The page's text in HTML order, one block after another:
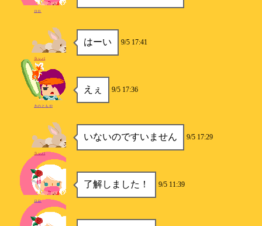
ロロ
はーい 9/5 17:41
ラッパ
えぇ 9/5 17:36
きのともや
いないのですいません 9/5 17:29
ラッパ
了解しました！ 9/5 11:39
ロロ